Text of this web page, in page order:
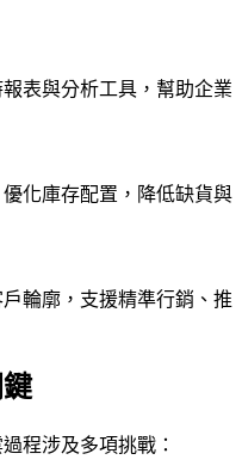
表與分析工具，幫助企業
化庫存配置，降低缺貨與
輪廓，支援精準行銷、推
程涉及多項挑戰：